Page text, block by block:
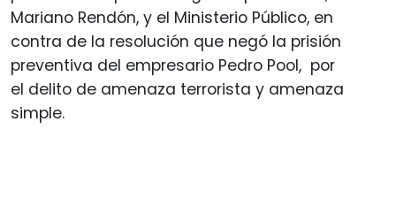
Mariano Rendón, y el Ministerio Público, en
contra de la resolución que negó la prisión
preventiva del empresario Pedro Pool, por
el delito de amenaza terrorista y amenaza
simple.